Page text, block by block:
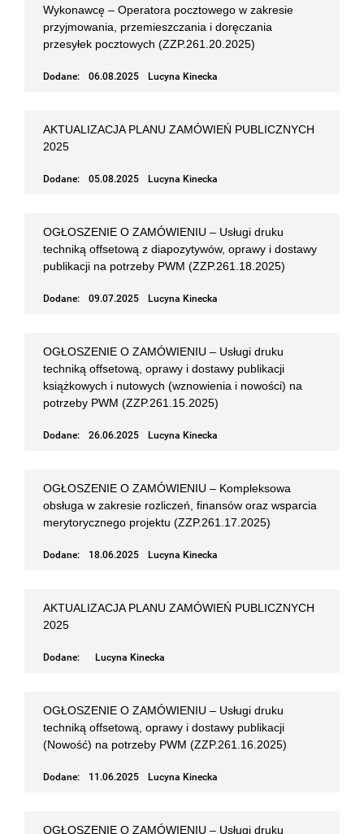
Wykonawcę – Operatora pocztowego w zakresie
przyjmowania, przemieszczania i doręczania
przesyłek pocztowych (ZZP.261.20.2025)
Dodane: 06.08.2025 Lucyna Kinecka
AKTUALIZACJA PLANU ZAMÓWIEŃ PUBLICZNYCH
2025
Dodane: 05.08.2025 Lucyna Kinecka
OGŁOSZENIE O ZAMÓWIENIU – Usługi druku
techniką offsetową z diapozytywów, oprawy i dostawy
publikacji na potrzeby PWM (ZZP.261.18.2025)
Dodane: 09.07.2025 Lucyna Kinecka
OGŁOSZENIE O ZAMÓWIENIU – Usługi druku
techniką offsetową, oprawy i dostawy publikacji
książkowych i nutowych (wznowienia i nowości) na
potrzeby PWM (ZZP.261.15.2025)
Dodane: 26.06.2025 Lucyna Kinecka
OGŁOSZENIE O ZAMÓWIENIU – Kompleksowa
obsługa w zakresie rozliczeń, finansów oraz wsparcia
merytorycznego projektu (ZZP.261.17.2025)
Dodane: 18.06.2025 Lucyna Kinecka
AKTUALIZACJA PLANU ZAMÓWIEŃ PUBLICZNYCH
2025
Dodane: Lucyna Kinecka
OGŁOSZENIE O ZAMÓWIENIU – Usługi druku
techniką offsetową, oprawy i dostawy publikacji
(Nowość) na potrzeby PWM (ZZP.261.16.2025)
Dodane: 11.06.2025 Lucyna Kinecka
OGŁOSZENIE O ZAMÓWIENIU – Usługi druku